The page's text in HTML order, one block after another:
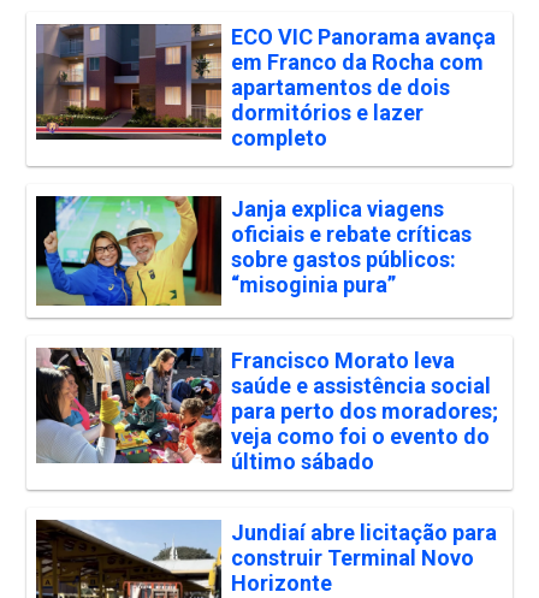
ECO VIC Panorama avança
em Franco da Rocha com
apartamentos de dois
dormitórios e lazer
completo
Janja explica viagens
oficiais e rebate críticas
sobre gastos públicos:
“misoginia pura”
Francisco Morato leva
saúde e assistência social
para perto dos moradores;
veja como foi o evento do
último sábado
Jundiaí abre licitação para
construir Terminal Novo
Horizonte